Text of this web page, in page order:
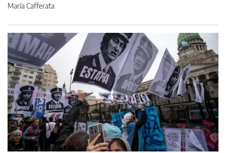
María Cafferata